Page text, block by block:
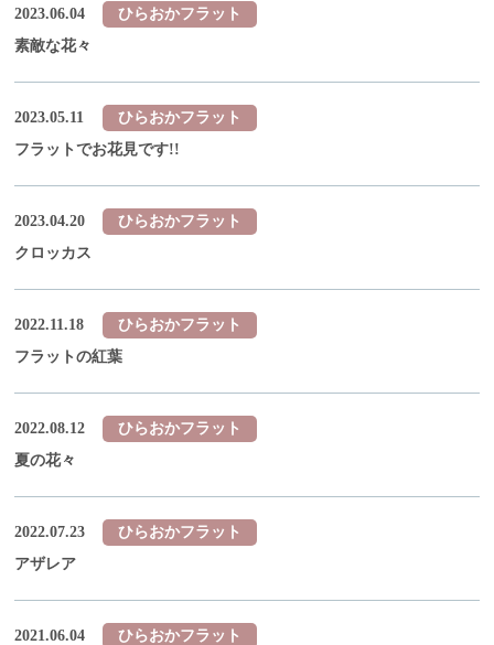
2023.06.04
ひらおかフラット
素敵な花々
2023.05.11
ひらおかフラット
フラットでお花見です!!
2023.04.20
ひらおかフラット
クロッカス
2022.11.18
ひらおかフラット
フラットの紅葉
2022.08.12
ひらおかフラット
夏の花々
2022.07.23
ひらおかフラット
アザレア
2021.06.04
ひらおかフラット